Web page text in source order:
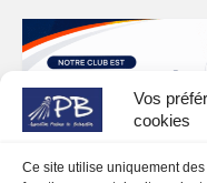
Vos
cookies
Ce site utilise uniquement